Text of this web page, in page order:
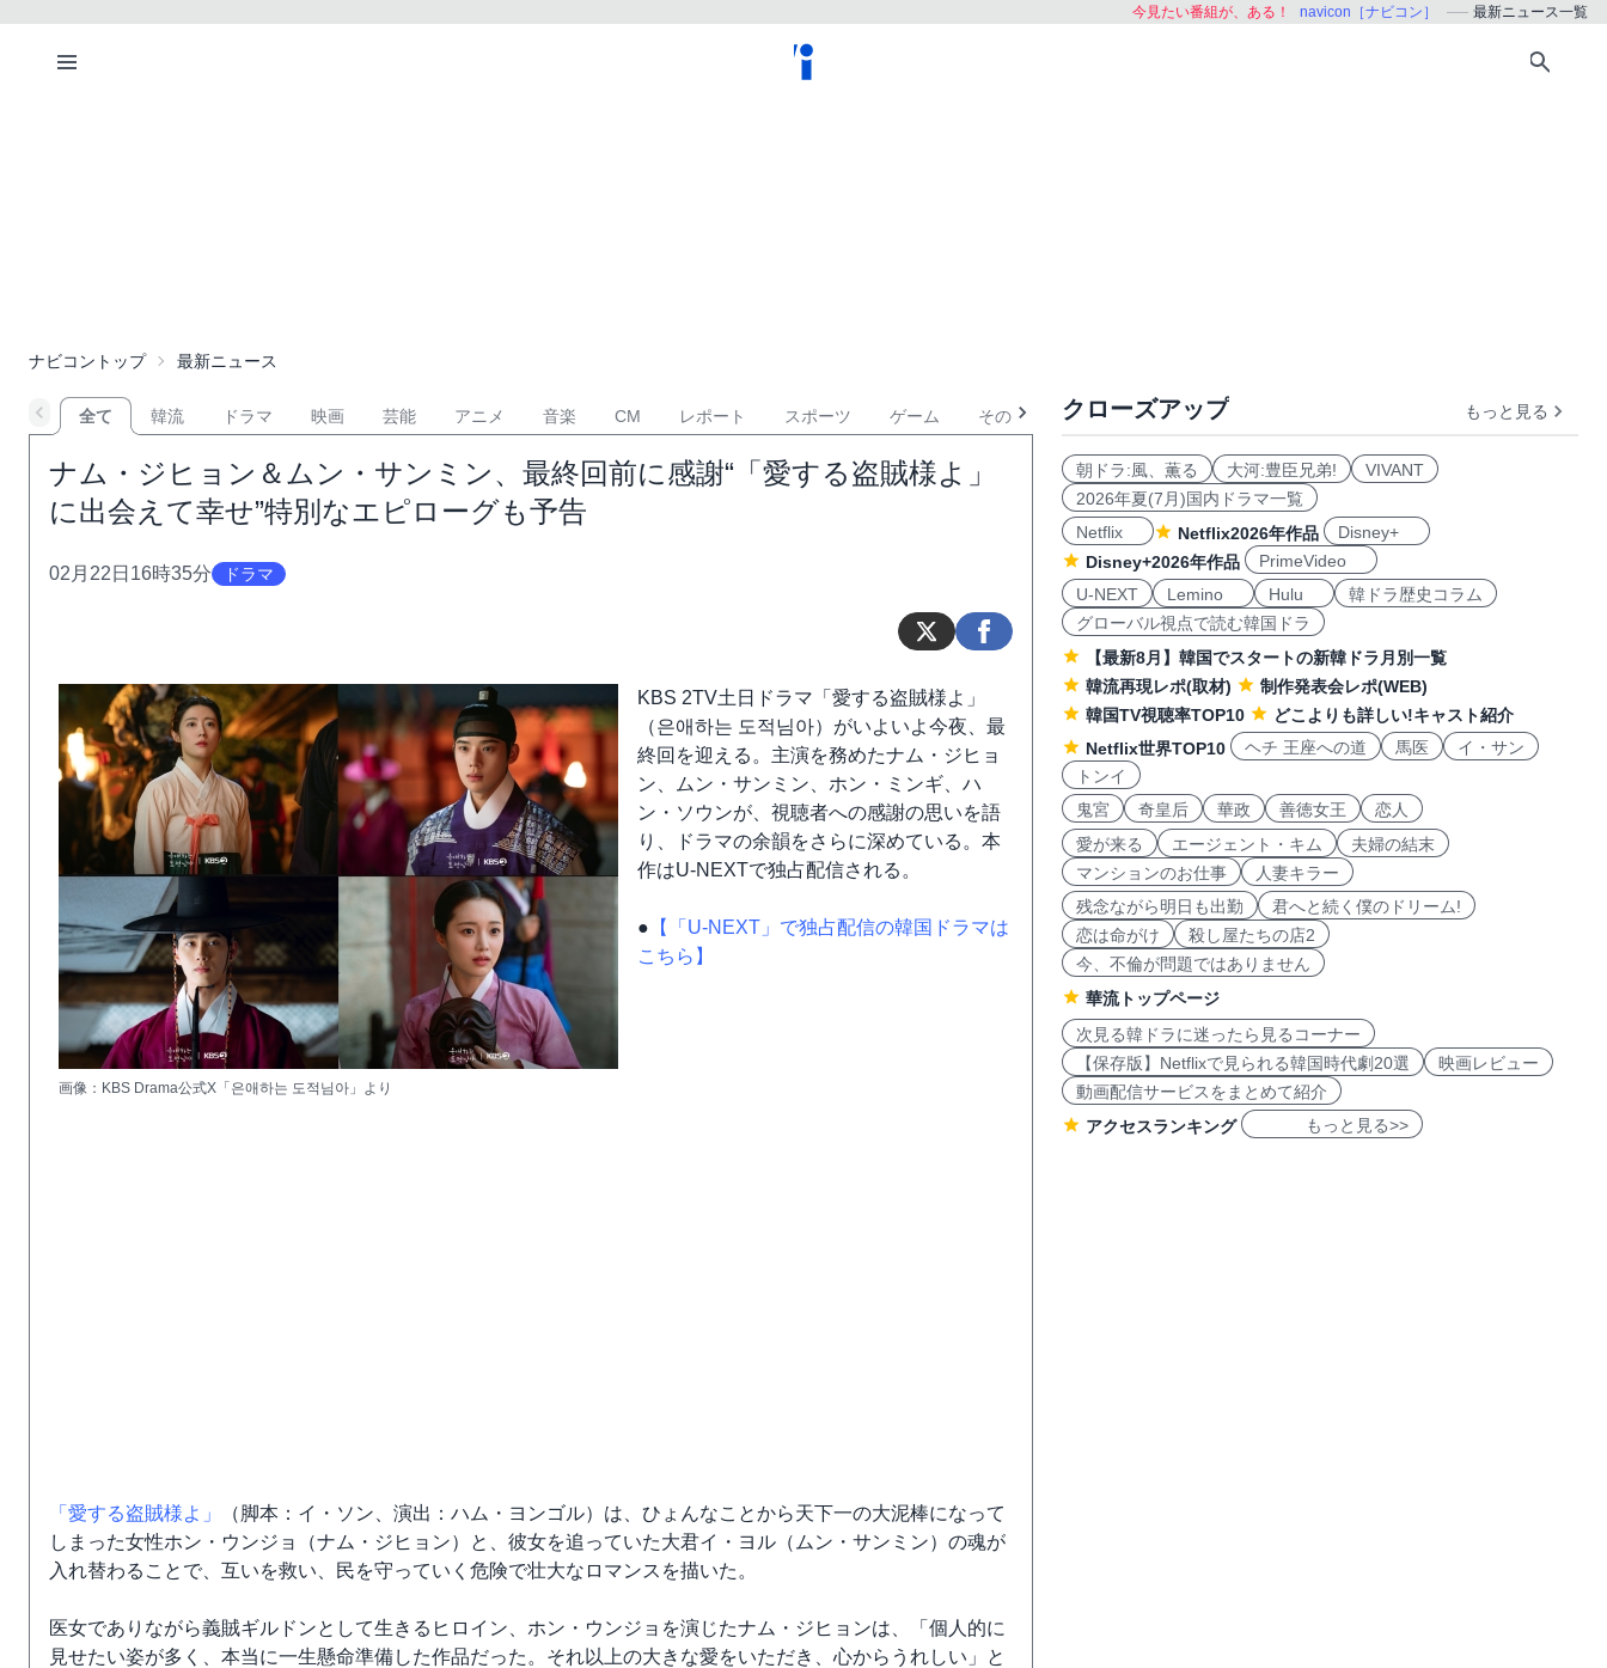
今見たい番組が、ある！ navicon［ナビコン］ 最新ニュース一覧
ナビコントップ 最新ニュース
全て 韓流 ドラマ 映画 芸能 アニメ 音楽 CM レポート スポーツ ゲーム その他
ナム・ジヒョン＆ムン・サンミン、最終回前に感謝“「愛する盗賊様よ」
に出会えて幸せ”特別なエピローグも予告
02月22日16時35分 ドラマ
画像：KBS Drama公式X「은애하는 도적님아」より
KBS 2TV土日ドラマ「愛する盗賊様よ」
（은애하는 도적님아）がいよいよ今夜、最
終回を迎える。主演を務めたナム・ジヒョ
ン、ムン・サンミン、ホン・ミンギ、ハ
ン・ソウンが、視聴者への感謝の思いを語
り、ドラマの余韻をさらに深めている。本
作はU-NEXTで独占配信される。
● 【「U-NEXT」で独占配信の韓国ドラマは
こちら】
「愛する盗賊様よ」
（脚本：イ・ソン、演出：ハム・ヨンゴル）は、ひょんなことから天下一の大泥棒になって
しまった女性ホン・ウンジョ（ナム・ジヒョン）と、彼女を追っていた大君イ・ヨル（ムン・サンミン）の魂が
入れ替わることで、互いを救い、民を守っていく危険で壮大なロマンスを描いた。
医女でありながら義賊ギルドンとして生きるヒロイン、ホン・ウンジョを演じたナム・ジヒョンは、「個人的に
見せたい姿が多く、本当に一生懸命準備した作品だった。それ以上の大きな愛をいただき、心からうれしい」と
クローズアップ もっと見る
朝ドラ:風、薫る 大河:豊臣兄弟!
VIVANT
2026年夏(7月)国内ドラマ一覧
Netflix
Netflix2026年作品
Disney+
Disney+2026年作品
PrimeVideo
U-NEXT
Lemino Hulu
韓ドラ歴史コラム
グローバル視点で読む韓国ドラ
【最新8月】韓国でスタートの新韓ドラ月別一覧
韓流再現レポ(取材)
制作発表会レポ(WEB)
韓国TV視聴率TOP10
どこよりも詳しい!キャスト紹介
Netflix世界TOP10
ヘチ 王座への道 馬医
イ・サン
トンイ
鬼宮
奇皇后 華政 善徳女王
恋人
愛が来る
エージェント・キム
夫婦の結末
マンションのお仕事
人妻キラー
残念ながら明日も出勤
君へと続く僕のドリーム!
恋は命がけ
殺し屋たちの店2
今、不倫が問題ではありません
華流トップページ
次見る韓ドラに迷ったら見るコーナー
【保存版】Netflixで見られる韓国時代劇20選
映画レビュー
動画配信サービスをまとめて紹介
アクセスランキング
もっと見る>>